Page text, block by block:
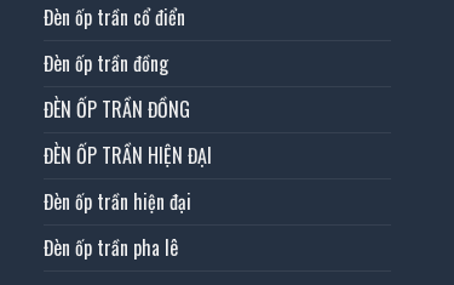
Đèn ốp trần cổ điển
Đèn ốp trần đồng
ĐÈN ỐP TRẦN ĐỒNG
ĐÈN ỐP TRẦN HIỆN ĐẠI
Đèn ốp trần hiện đại
Đèn ốp trần pha lê